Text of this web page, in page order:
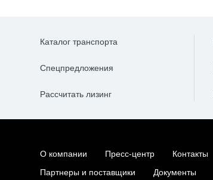
Каталог транспорта
Спецпредложения
Рассчитать лизинг
О компании Пресс-центр Контакты
Партнеры и поставщики
Документы